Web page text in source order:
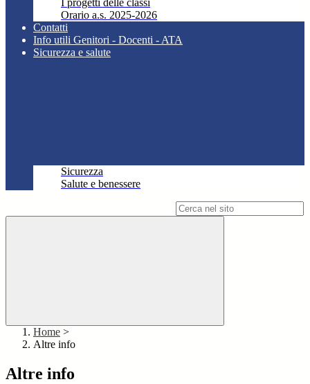
I progetti delle classi
Orario a.s. 2025-2026
Contatti
Info utili Genitori - Docenti - ATA
Sicurezza e salute
Sicurezza
Salute e benessere
Home >
Altre info
Altre info